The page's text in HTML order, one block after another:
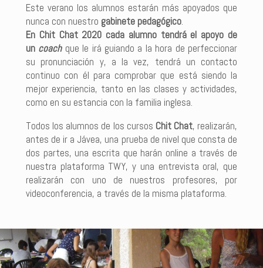
Este verano los alumnos estarán más apoyados que
nunca con nuestro gabinete pedagógico.
En Chit Chat 2020 cada alumno tendrá el apoyo de
un coach que le irá guiando a la hora de perfeccionar
su pronunciación y, a la vez, tendrá un contacto
continuo con él para comprobar que está siendo la
mejor experiencia, tanto en las clases y actividades,
como en su estancia con la familia inglesa.
Todos los alumnos de los cursos Chit Chat, realizarán,
antes de ir a Jávea, una prueba de nivel que consta de
dos partes, una escrita que harán online a través de
nuestra plataforma TWY, y una entrevista oral, que
realizarán con uno de nuestros profesores, por
videoconferencia, a través de la misma plataforma.